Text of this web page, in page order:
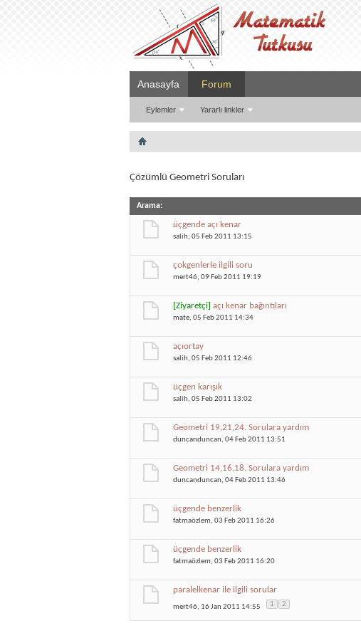
Anasayfa Forum
Eylemler Yararlı linkler
Çözümlü Geometri Soruları
Arama:
üçgende açı kenar
salih, 05 Feb 2011 13:15
çokgenlerle ilgili soru
mert46, 09 Feb 2011 19:19
[Ziyaretçi] açı kenar bağıntıları
mate, 05 Feb 2011 14:34
açıortay
salih, 05 Feb 2011 12:46
üçgen karışık
salih, 05 Feb 2011 13:02
Geometri 19,21,24. Sorulara yardım
duncanduncan, 04 Feb 2011 13:51
Geometri 14,16,18. Sorulara yardım
duncanduncan, 04 Feb 2011 13:46
üçgende benzerlik
fatmaözlem, 03 Feb 2011 16:26
üçgende benzerlik
fatmaözlem, 03 Feb 2011 16:20
paralelkenar ile ilgili sorular
mert46, 16 Jan 2011 14:55 1 2